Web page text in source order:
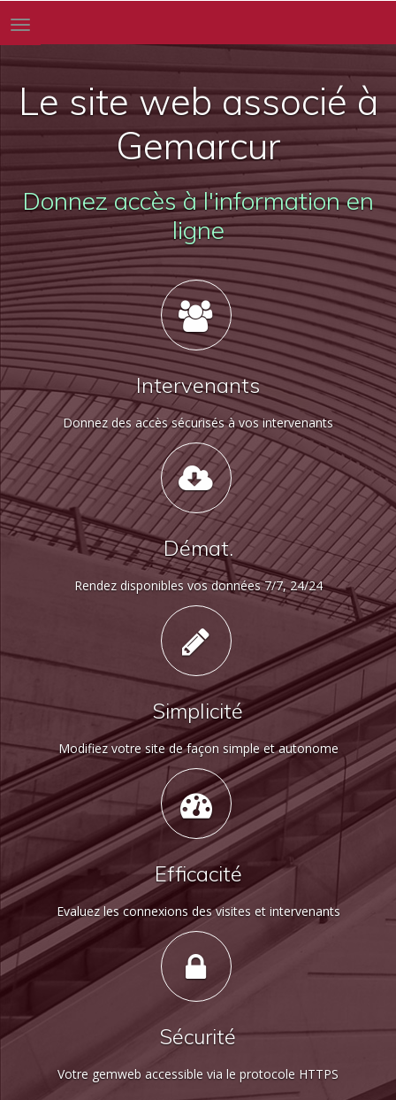
Toggle
navigation
Le site web associé à
Gemarcur
Donnez accès à l'information en
ligne
Intervenants
Donnez des accès sécurisés à vos intervenants
Démat.
Rendez disponibles vos données 7/7, 24/24
Simplicité
Modifiez votre site de façon simple et autonome
Efficacité
Evaluez les connexions des visites et intervenants
Sécurité
Votre gemweb accessible via le protocole HTTPS